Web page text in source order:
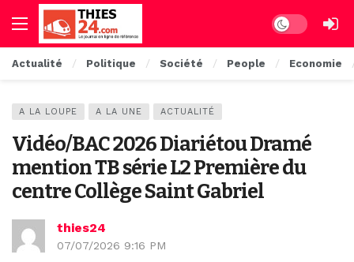
Dark mode
Actualité Politique Société People Economie
A LA LOUPE A LA UNE ACTUALITÉ
Vidéo/BAC 2026 Diariétou Dramé
mention TB série L2 Première du
centre Collège Saint Gabriel
thies24
07/07/2026 9:16 PM